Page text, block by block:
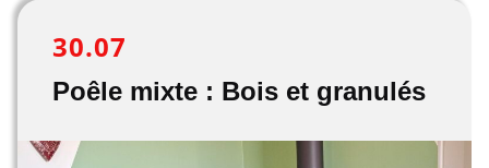
30.07
Poêle mixte : Bois et granulés